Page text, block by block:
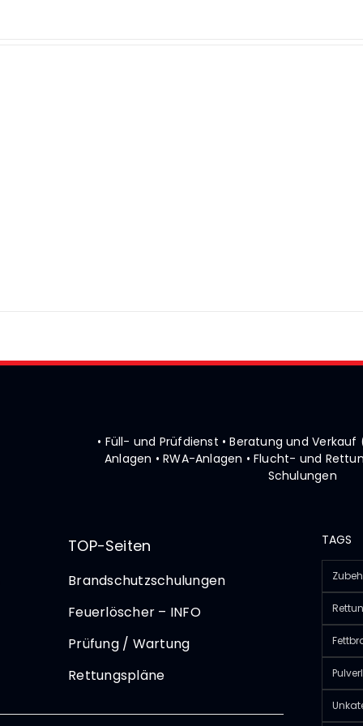
• Füll- und Prüfdienst • Beratung und Verkauf
Anlagen • RWA-Anlagen • Flucht- und
Schulungen
TOP-Seiten
Brandschutzschulungen
Feuerlöscher – INFO
Prüfung / Wartung
Rettungspläne
TAGS